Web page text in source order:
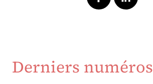
Derniers numéros